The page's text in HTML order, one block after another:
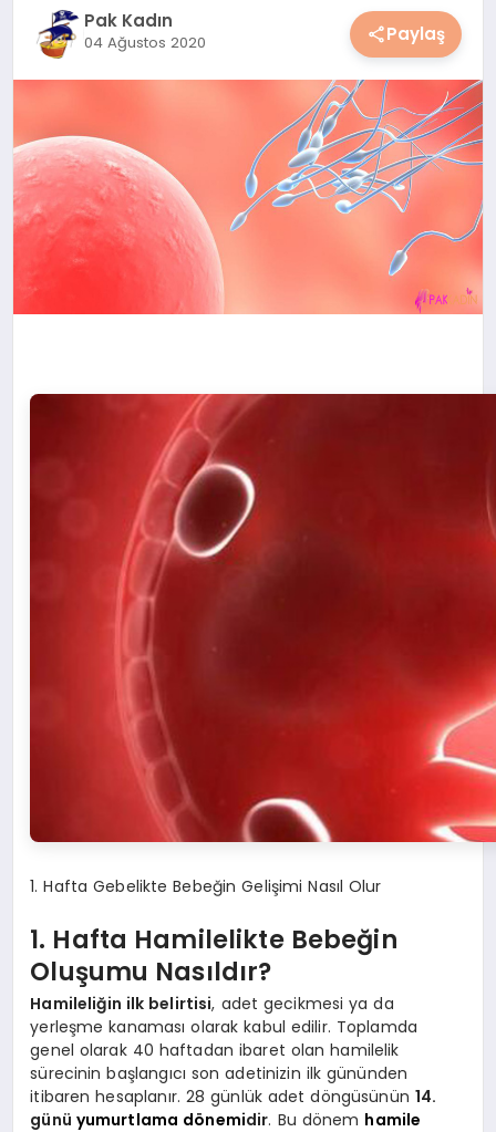
YAŞAM
KIMDIR?
HESAPLAMALAR
Pak Kadın
04 Ağustos 2020 Paylaş
1. Hafta Gebelikte Bebeğin Gelişimi Nasıl Olur
1. Hafta Hamilelikte Bebeğin
Oluşumu Nasıldır?
Hamileliğin ilk belirtisi, adet gecikmesi ya da
yerleşme kanaması olarak kabul edilir. Toplamda
genel olarak 40 haftadan ibaret olan hamilelik
sürecinin başlangıcı son adetinizin ilk gününden
itibaren hesaplanır. 28 günlük adet döngüsünün 14.
günü yumurtlama dönemidir. Bu dönem hamile